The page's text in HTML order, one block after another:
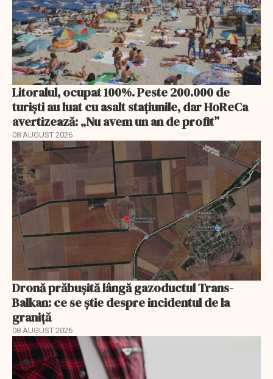
Litoralul, ocupat 100%. Peste 200.000 de
turiști au luat cu asalt stațiunile, dar HoReCa
avertizează: „Nu avem un an de profit”
08 AUGUST 2026
Dronă prăbușită lângă gazoductul Trans-
Balkan: ce se știe despre incidentul de la
graniță
08 AUGUST 2026